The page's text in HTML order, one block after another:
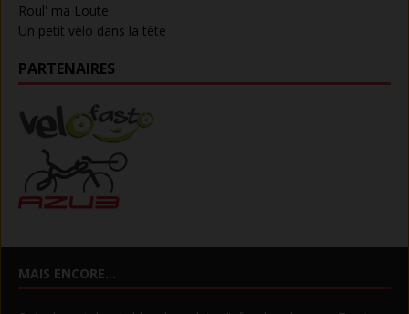
Roul' ma Loute
Un petit vélo dans la tête
PARTENAIRES
MAIS ENCORE…